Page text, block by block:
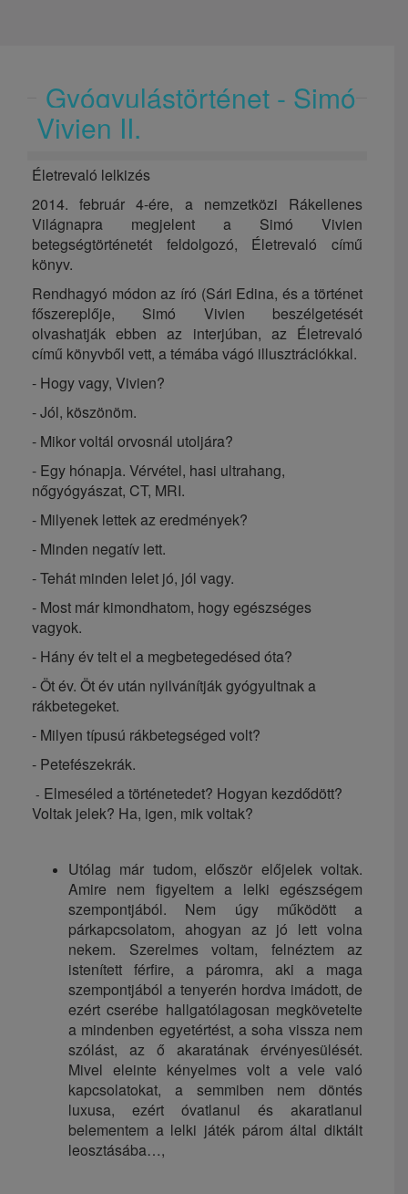
Gyógyulástörténet - Simó
Vivien II.
Életrevaló lelkizés
2014. február 4-ére, a nemzetközi Rákellenes
Világnapra megjelent a Simó Vivien
betegségtörténetét feldolgozó, Életrevaló című
könyv.
Rendhagyó módon az író (Sári Edina, és a történet
főszereplője, Simó Vivien beszélgetését
olvashatják ebben az interjúban, az Életrevaló
című könyvből vett, a témába vágó illusztrációkkal.
- Hogy vagy, Vivien?
- Jól, köszönöm.
- Mikor voltál orvosnál utoljára?
- Egy hónapja. Vérvétel, hasi ultrahang,
nőgyógyászat, CT, MRI.
- Milyenek lettek az eredmények?
- Minden negatív lett.
- Tehát minden lelet jó, jól vagy.
- Most már kimondhatom, hogy egészséges
vagyok.
- Hány év telt el a megbetegedésed óta?
- Öt év. Öt év után nyilvánítják gyógyultnak a
rákbetegeket.
- Milyen típusú rákbetegséged volt?
- Petefészekrák.
- Elmeséled a történetedet? Hogyan kezdődött?
Voltak jelek? Ha, igen, mik voltak?
Utólag már tudom, először előjelek voltak.
Amire nem figyeltem a lelki egészségem
szempontjából. Nem úgy működött a
párkapcsolatom, ahogyan az jó lett volna
nekem. Szerelmes voltam, felnéztem az
istenített férfire, a páromra, aki a maga
szempontjából a tenyerén hordva imádott, de
ezért cserébe hallgatólagosan megkövetelte
a mindenben egyetértést, a soha vissza nem
szólást, az ő akaratának érvényesülését.
Mivel eleinte kényelmes volt a vele való
kapcsolatokat, a semmiben nem döntés
luxusa, ezért óvatlanul és akaratlanul
belementem a lelki játék párom által diktált
leosztásába…,